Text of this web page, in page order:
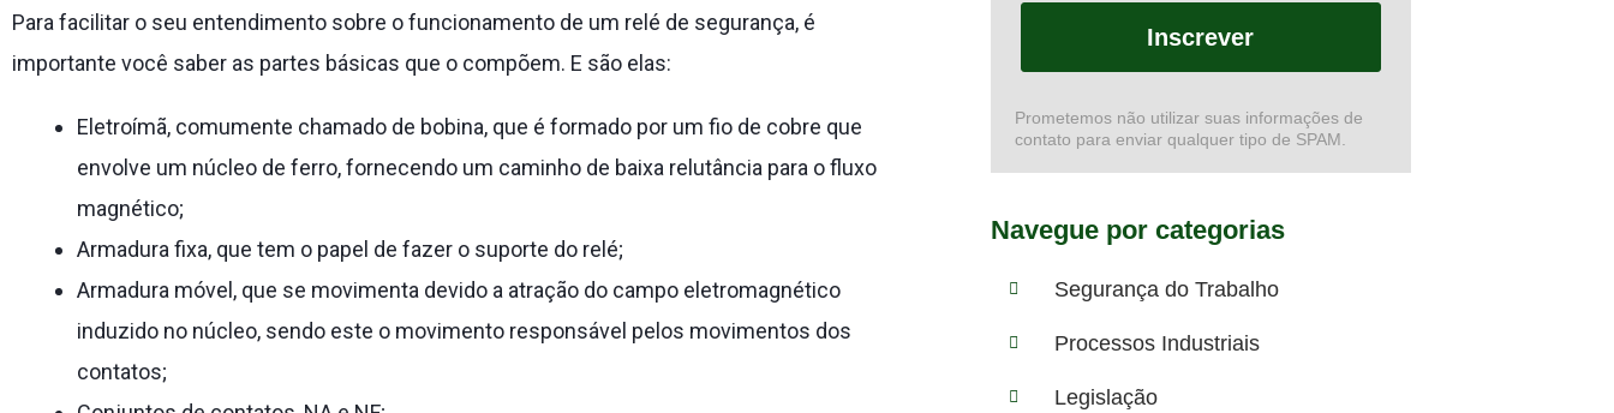
Para facilitar o seu entendimento sobre o funcionamento de um relé de segurança, é
importante você saber as partes básicas que o compõem. E são elas:
Eletroímã, comumente chamado de bobina, que é formado por um fio de cobre que
envolve um núcleo de ferro, fornecendo um caminho de baixa relutância para o fluxo
magnético;
Armadura fixa, que tem o papel de fazer o suporte do relé;
Armadura móvel, que se movimenta devido a atração do campo eletromagnético
induzido no núcleo, sendo este o movimento responsável pelos movimentos dos
contatos;
Inscrever
Prometemos não utilizar suas informações de
contato para enviar qualquer tipo de SPAM.
Navegue por categorias
Segurança do Trabalho
Processos Industriais
Legislação